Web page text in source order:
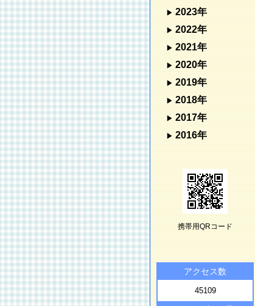
2023年
2022年
2021年
2020年
2019年
2018年
2017年
2016年
携帯用QRコード
アクセス数
45109